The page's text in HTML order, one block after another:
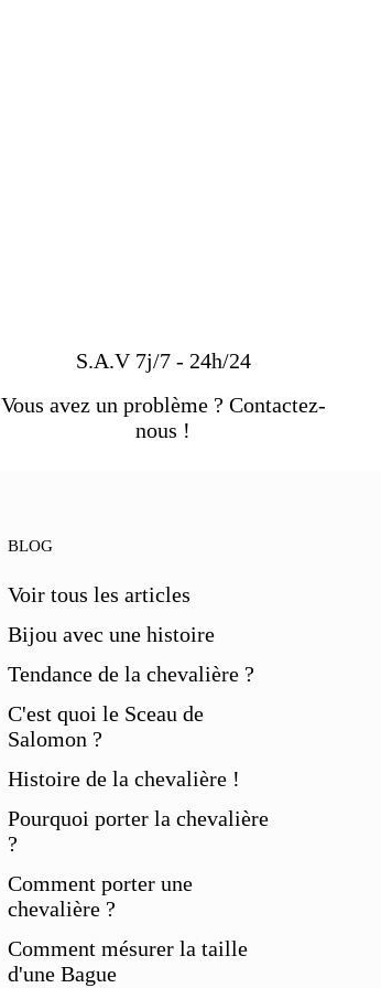
S.A.V 7j/7 - 24h/24
Vous avez un problème ? Contactez-
nous !
BLOG
Voir tous les articles
Bijou avec une histoire
Tendance de la chevalière ?
C'est quoi le Sceau de
Salomon ?
Histoire de la chevalière !
Pourquoi porter la chevalière
?
Comment porter une
chevalière ?
Comment mésurer la taille
d'une Bague